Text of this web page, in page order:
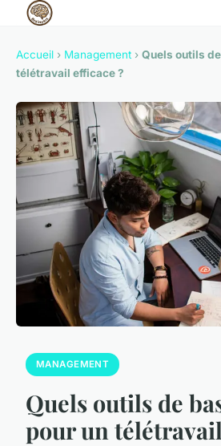
Accueil › Management › Quels outils
télétravail efficace ?
MANAGEMENT
Quels outils de
pour un